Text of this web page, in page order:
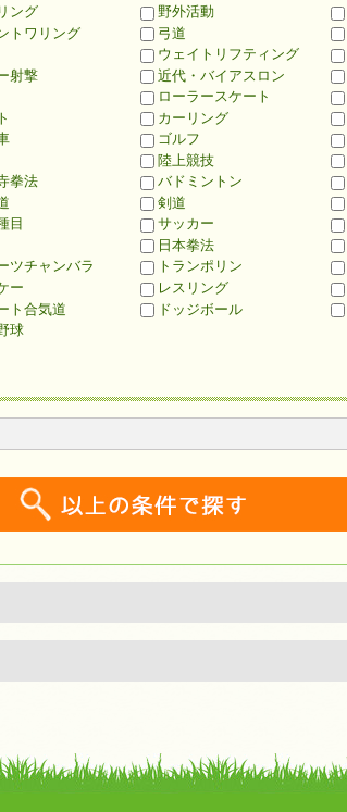
ング
トワリング
射撃
拳法
目
ツチャンバラ
ー
ト合気道
球
野外活動
弓道
ウェイトリフティング
近代・バイアスロン
ローラースケート
カーリング
ゴルフ
陸上競技
バドミントン
剣道
サッカー
日本拳法
トランポリン
レスリング
ドッジボール